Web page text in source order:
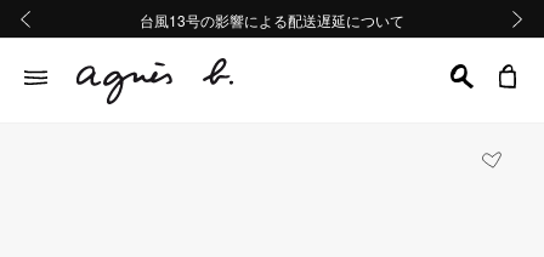
熊本地域地震の影響による配送遅延について
Summer Sale 2buy10%OFF!!
台風13号の影響による配送遅延について
熊本地域地震の影響による配送遅延について
Summer Sale 2buy10%OFF!!